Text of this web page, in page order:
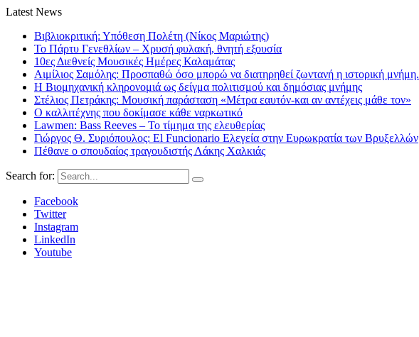
Latest News
Βιβλιοκριτική: Υπόθεση Πολέτη (Νίκος Μαριώτης)
Το Πάρτυ Γενεθλίων – Χρυσή φυλακή, θνητή εξουσία
10ες Διεθνείς Μουσικές Ημέρες Καλαμάτας
Αιμίλιος Σαμόλης: Προσπαθώ όσο μπορώ να διατηρηθεί ζωντανή η ιστορική μνήμη.
Η Βιομηχανική κληρονομιά ως δείγμα πολιτισμού και δημόσιας μνήμης
Στέλιος Πετράκης: Μουσική παράσταση «Μέτρα εαυτόν-και αν αντέχεις μάθε τον»
Ο καλλιτέχνης που δοκίμασε κάθε ναρκωτικό
Lawmen: Bass Reeves – Το τίμημα της ελευθερίας
Γιώργος Θ. Συριόπουλος: El Funcionario Ελεγεία στην Ευρωκρατία των Βρυξελλών
Πέθανε ο σπουδαίος τραγουδιστής Λάκης Χαλκιάς
Search for:
Facebook
Twitter
Instagram
LinkedIn
Youtube